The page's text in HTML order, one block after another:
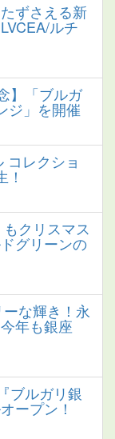
ずさえる新
ルチ
】「ブルガ
ジ」を開催
コレクショ
クリスマス
グリーンの
な輝き！永
年も銀座
ブルガリ銀
ープン！